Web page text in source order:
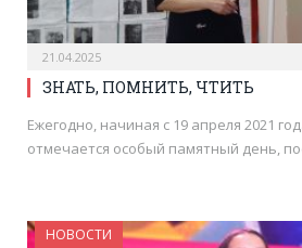
21.04.2025
ЗНАТЬ, ПОМНИТЬ, ЧТИТЬ
Ежегодно, начиная с 19 апреля 2021
отмечается особый памятный день,
НОВОСТИ